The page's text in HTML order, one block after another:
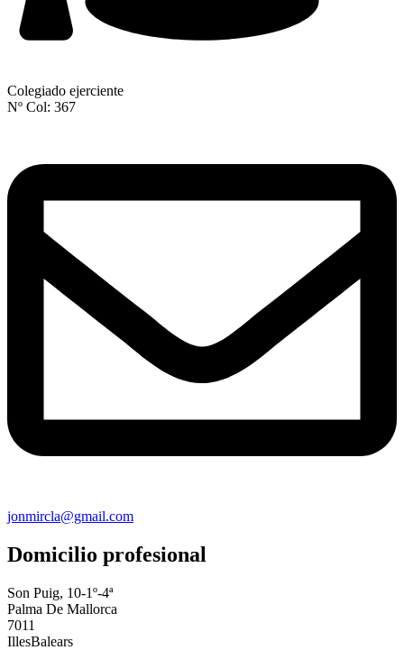
Colegiado ejerciente
Nº Col: 367
jonmircla@gmail.com
Domicilio profesional
Son Puig, 10-1º-4ª
Palma De Mallorca
7011
IllesBalears